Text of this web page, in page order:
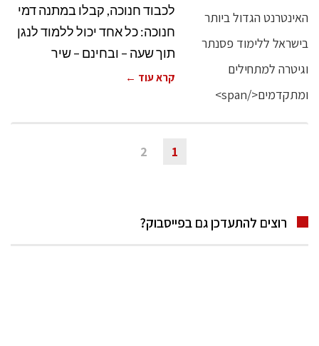
לכבוד חנוכה, קבלו במתנה דמי
חנוכה: כל אחד יכול ללמוד לנגן
תוך שעה – ובחינם – שיר
קרא עוד ←
1
2
רוצים להתעדכן גם בפייסבוק?